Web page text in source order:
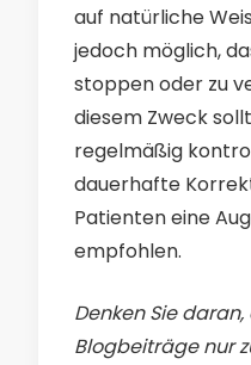
auf natürliche
jedoch möglich,
stoppen oder zu
diesem Zweck
regelmäßig
dauerhafte
Patienten eine
empfohlen.
Denken Sie
Blogbeiträge nur